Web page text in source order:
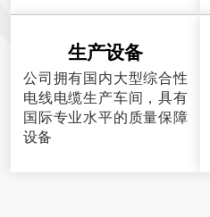
生产设备
公司拥有国内大型综合性
电线电缆生产车间，具有
国际专业水平的质量保障
设备